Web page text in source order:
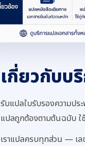
เกี่ยวกับบ
รับแปลใบรับรองความปร
แปลถูกต้องตามต้นฉบับ ใช้
เราแปลครบทุกส่วน — เล